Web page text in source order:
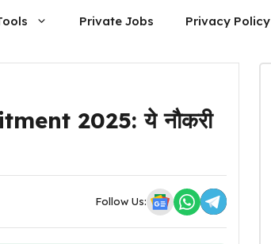
Private Jobs Privacy Policy
2025: ये नौकरी
Follow Us: